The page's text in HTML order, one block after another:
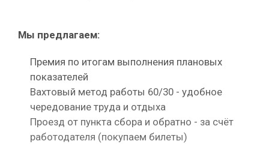
Мы предлагаем:
Премия по итогам выполнения плановых
показателей
Вахтовый метод работы 60/30 - удобное
чередование труда и отдыха
Проезд от пункта сбора и обратно - за счёт
работодателя (покупаем билеты)